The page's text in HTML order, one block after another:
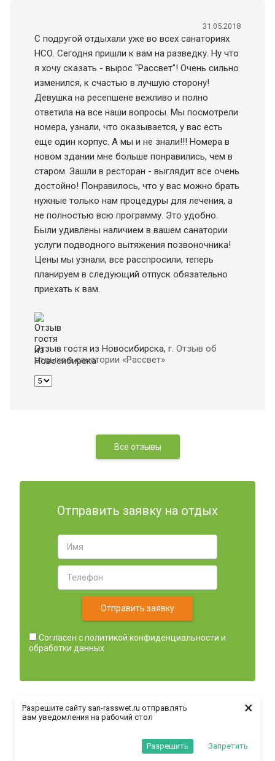
Разрешите сайту san-rasswet.ru отправлять
вам уведомления на рабочий стол
Запретить
Разрешить
×
31.05.2018
С подругой отдыхали уже во всех санаториях
НСО. Сегодня пришли к вам на разведку. Ну что
я хочу сказать - вырос "Рассвет"! Очень сильно
изменился, к счастью в лучшую сторону!
Девушка на ресепшене вежливо и полно
ответила на все наши вопросы. Мы посмотрели
номера, узнали, что оказывается, у вас есть
еще один корпус. А мы и не знали!!! Номера в
новом здании мне больше понравились, чем в
старом. Зашли в ресторан - выглядит все очень
достойно! Понравилось, что у вас можно брать
нужные только нам процедуры для лечения, а
не полностью всю программу. Это удобно.
Были удивлены наличием в вашем санатории
услуги подводного вытяжения позвоночника!
Цены мы узнали, все расспросили, теперь
планируем в следующий отпуск обязательно
приехать к вам.
Отзыв гостя из Новосибирска, г. Отзыв об
отдыхе в санатории «Рассвет»
Все отзывы
Отправить заявку на отдых
Отправить заявку
Согласен сполитикой конфиденциальности и
обработки данных